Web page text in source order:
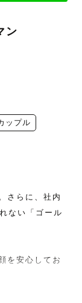
ン
ップル
さらに、社内
ない「ゴール
を安心してお